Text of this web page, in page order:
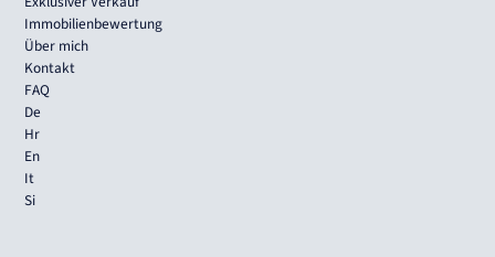
Immobilienbewertung
Über mich
Kontakt
FAQ
De
Hr
En
It
Si